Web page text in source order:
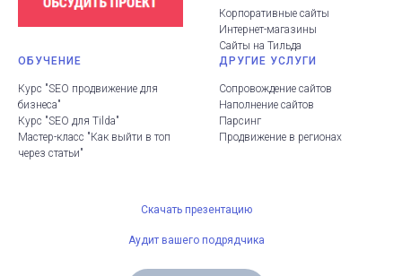
Корпоративные сайты
Интернет-магазины
Сайты на Тильда
ОБУЧЕНИЕ
Курс "SEO продвижение для
бизнеса"
Курс "SEO для Tilda"
Мастер-класс "Как выйти в топ
через статьи"
ДРУГИЕ УСЛУГИ
Сопровождение сайтов
Наполнение сайтов
Парсинг
Продвижение в регионах
Скачать презентацию
Аудит вашего подрядчика